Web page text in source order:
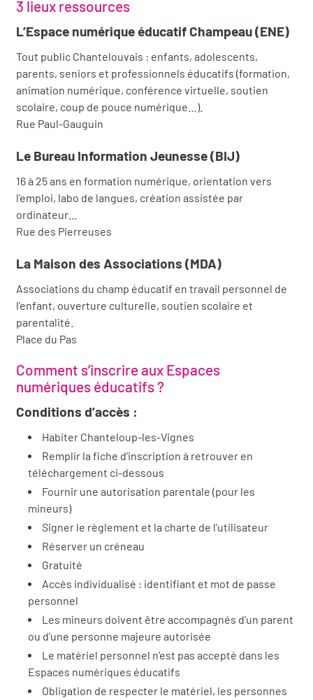
3 lieux ressources
L’Espace numérique éducatif Champeau (ENE)
Tout public Chantelouvais : enfants, adolescents,
parents, seniors et professionnels éducatifs (formation,
animation numérique, conférence virtuelle, soutien
scolaire, coup de pouce numérique…).
Rue Paul-Gauguin
Le Bureau Information Jeunesse (BIJ)
16 à 25 ans en formation numérique, orientation vers
l’emploi, labo de langues, création assistée par
ordinateur…
Rue des Pierreuses
La Maison des Associations (MDA)
Associations du champ éducatif en travail personnel de
l’enfant, ouverture culturelle, soutien scolaire et
parentalité.
Place du Pas
Comment s’inscrire aux Espaces
numériques éducatifs ?
Conditions d’accès :
Habiter Chanteloup-les-Vignes
Remplir la fiche d’inscription à retrouver en
téléchargement ci-dessous
Fournir une autorisation parentale (pour les
mineurs)
Signer le règlement et la charte de l’utilisateur
Réserver un créneau
Gratuité
Accès individualisé : identifiant et mot de passe
personnel
Les mineurs doivent être accompagnés d’un parent
ou d’une personne majeure autorisée
Le matériel personnel n’est pas accepté dans les
Espaces numériques éducatifs
Obligation de respecter le matériel, les personnes